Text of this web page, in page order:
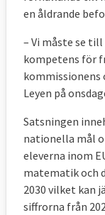
en åldrande
– Vi måste se
kompetens för
kommissionens
Leyen på
Satsningen
nationella mål
eleverna inom
matematik och
2030 vilket kan
siffrorna från